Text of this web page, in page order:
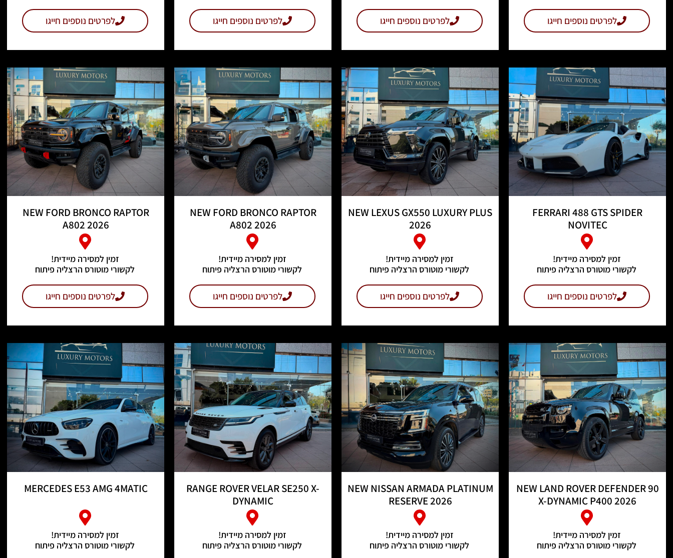
לפרטים נוספים חייגו לפרטים נוספים חייגו לפרטים נוספים חייגו לפרטים נוספים חייגו
FERRARI 488 GTS SPIDER
NOVITEC
זמין למסירה מיידית!
לקשורי מוטורס הרצליה פיתוח
לפרטים נוספים חייגו
NEW LEXUS GX550 LUXURY PLUS
2026
זמין למסירה מיידית!
לקשורי מוטורס הרצליה פיתוח
לפרטים נוספים חייגו
NEW FORD BRONCO RAPTOR
A802 2026
זמין למסירה מיידית!
לקשורי מוטורס הרצליה פיתוח
לפרטים נוספים חייגו
NEW FORD BRONCO RAPTOR
A802 2026
זמין למסירה מיידית!
לקשורי מוטורס הרצליה פיתוח
לפרטים נוספים חייגו
NEW LAND ROVER DEFENDER 90
X-DYNAMIC P400 2026
זמין למסירה מיידית!
לקשורי מוטורס הרצליה פיתוח
NEW NISSAN ARMADA PLATINUM
RESERVE 2026
זמין למסירה מיידית!
לקשורי מוטורס הרצליה פיתוח
RANGE ROVER VELAR SE250 X-
DYNAMIC
זמין למסירה מיידית!
לקשורי מוטורס הרצליה פיתוח
MERCEDES E53 AMG 4MATIC
זמין למסירה מיידית!
לקשורי מוטורס הרצליה פיתוח